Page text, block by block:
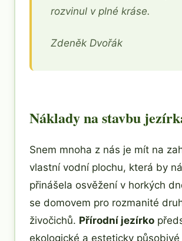
rozvinul v plné kráse.
Zdeněk Dvořák
Náklady na stavbu
Snem mnoha z nás je mít na
vlastní vodní plochu, která by
přinášela osvěžení v horkých
se domovem pro rozmanité
živočichů. Přírodní jezírko
ekologické a esteticky působivé